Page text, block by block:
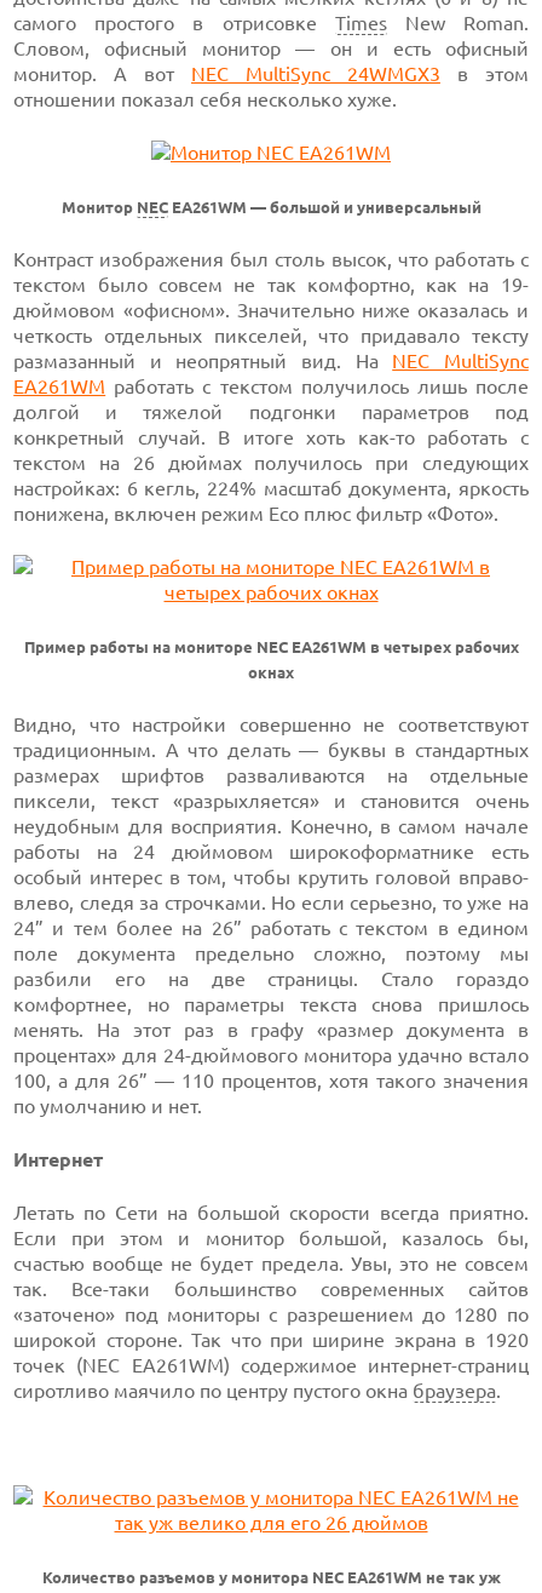
самого простого в отрисовке TimesNew Roman.
Словом, офисный монитор — он и есть офисный
монитор. А вот NEC MultiSync 24WMGX3 в этом
отношении показал себя несколько хуже.
Монитор NECEA261WM — большой и универсальный
Контраст изображения был столь высок, что работать с
текстом было совсем не так комфортно, как на 19-
дюймовом «офисном». Значительно ниже оказалась и
четкость отдельных пикселей, что придавало тексту
размазанный и неопрятный вид. На NEC MultiSync
EA261WM работать с текстом получилось лишь после
долгой и тяжелой подгонки параметров под
конкретный случай. В итоге хоть как-то работать с
текстом на 26 дюймах получилось при следующих
настройках: 6 кегль, 224% масштаб документа, яркость
понижена, включен режим Eco плюс фильтр «Фото».
Пример работы на мониторе NEC EA261WM в четырех рабочих
окнах
Видно, что настройки совершенно не соответствуют
традиционным. А что делать — буквы в стандартных
размерах шрифтов разваливаются на отдельные
пиксели, текст «разрыхляется» и становится очень
неудобным для восприятия. Конечно, в самом начале
работы на 24 дюймовом широкоформатнике есть
особый интерес в том, чтобы крутить головой вправо-
влево, следя за строчками. Но если серьезно, то уже на
24” и тем более на 26” работать с текстом в едином
поле документа предельно сложно, поэтому мы
разбили его на две страницы. Стало гораздо
комфортнее, но параметры текста снова пришлось
менять. На этот раз в графу «размер документа в
процентах» для 24-дюймового монитора удачно встало
100, а для 26” — 110 процентов, хотя такого значения
по умолчанию и нет.
Интернет
Летать по Сети на большой скорости всегда приятно.
Если при этом и монитор большой, казалось бы,
счастью вообще не будет предела. Увы, это не совсем
так. Все-таки большинство современных сайтов
«заточено» под мониторы с разрешением до 1280 по
широкой стороне. Так что при ширине экрана в 1920
точек (NEC EA261WM) содержимое интернет-страниц
сиротливо маячило по центру пустого окна браузера.
Количество разъемов у монитора NEC EA261WM не так уж